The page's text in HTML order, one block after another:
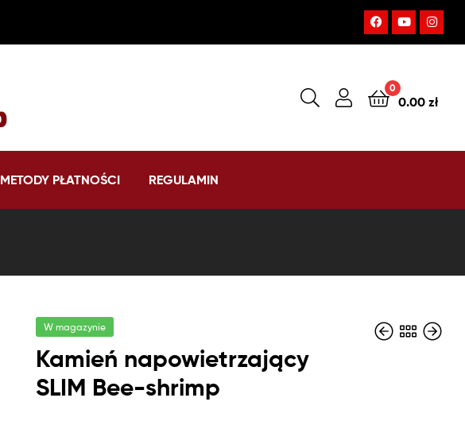
0
0.00 zł
METODY PŁATNOŚCI REGULAMIN
W magazynie
Kamień napowietrzający
SLIM Bee-shrimp